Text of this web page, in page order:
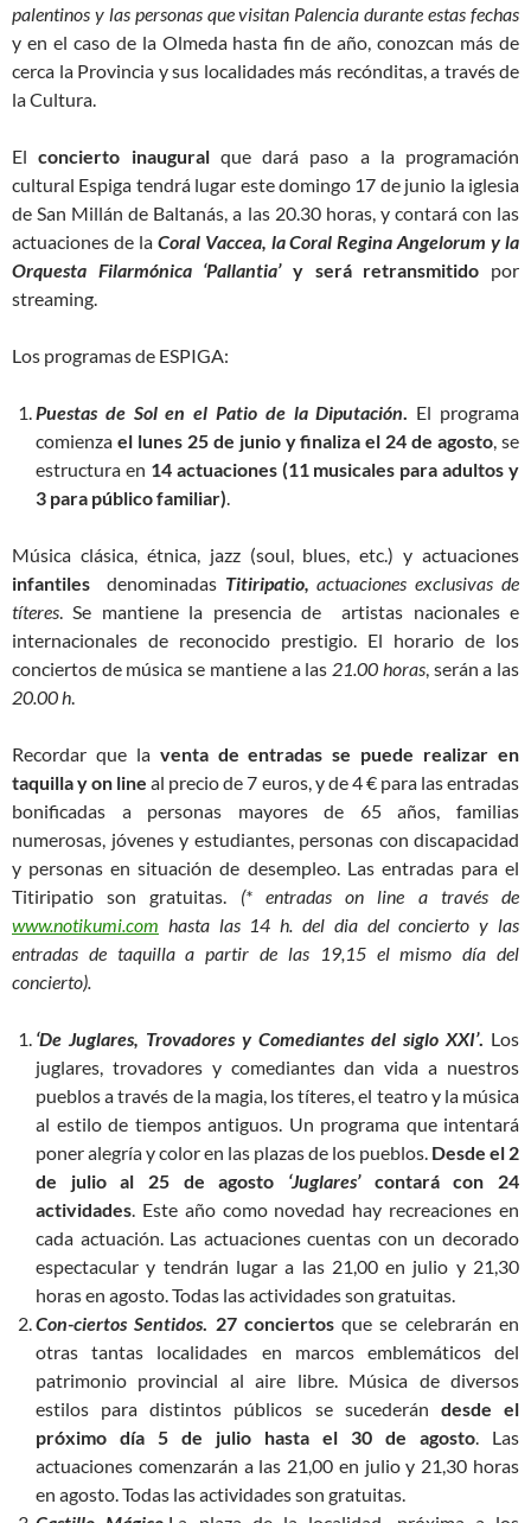
palentinos y las personas que visitan Palencia durante estas fechas
y en el caso de la Olmeda hasta fin de año, conozcan más de
cerca la Provincia y sus localidades más recónditas, a través de
la Cultura.
Elconcierto inauguralque dará paso a la programación
cultural Espiga tendrá lugar este domingo 17 de junio la iglesia
de San Millán de Baltanás, a las 20.30 horas, y contará con las
actuaciones de la Coral Vaccea, la Coral Regina Angelorum y la
Orquesta Filarmónica ‘Pallantia’ y será retransmitido por
streaming.
Los programas de ESPIGA:
Puestas de Sol en el Patio de la Diputación
El programa
comienza el lunes 25 de junio y finaliza el 24 de agosto , se
estructura en 14 actuaciones (11 musicales para adultos y
3 para público familiar)
Música clásica, étnica, jazz (soul, blues, etc.) y actuaciones
infantiles
denominadas Titiripatio,actuaciones exclusivas de
títeres . Se mantiene la presencia de artistas nacionales e
internacionales de reconocido prestigio. El horario de los
conciertos de música se mantiene a las 21.00 horas, serán a las
20.00 h
Recordar que la venta de entradas se puede realizar en
taquilla y on line al precio de 7 euros, y de 4 € para las entradas
bonificadas a personas mayores de 65 años, familias
numerosas, jóvenes y estudiantes, personas con discapacidad
y personas en situación de desempleo. Las entradas para el
Titiripatio son gratuitas. (* entradas on line a través de
www.notikumi.com hasta las 14 h. del dia del concierto y las
entradas de taquilla a partir de las 19,15 el mismo día del
concierto).
‘De Juglares, Trovadores y Comediantes del siglo XXI’. Los
juglares, trovadores y comediantes dan vida a nuestros
pueblos a través de la magia, los títeres, el teatro y la música
al estilo de tiempos antiguos. Un programa que intentará
poner alegría y color en las plazas de los pueblos. Desde el 2
de julio al 25 de agosto ‘Juglares’contará con 24
actividades . Este año como novedad hay recreaciones en
cada actuación. Las actuaciones cuentas con un decorado
espectacular y tendrán lugar a las 21,00 en julio y 21,30
horas en agosto. Todas las actividades son gratuitas.
Con-ciertos Sentidos . 27 conciertosque se celebrarán en
otras tantas localidades en marcos emblemáticos del
patrimonio provincial al aire libre. Música de diversos
estilos para distintos públicos se sucederán desde el
próximo día 5 de julio hasta el 30 de agosto . Las
actuaciones comenzarán a las 21,00 en julio y 21,30 horas
en agosto. Todas las actividades son gratuitas.